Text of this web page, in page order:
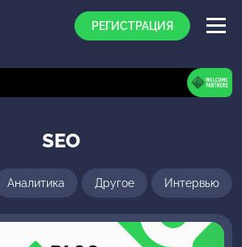
РЕГИСТРАЦИЯ
SEO
Аналитика Другое Интервью